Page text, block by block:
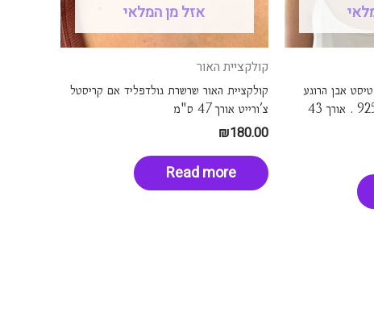
אבן הרוגע
והאחלמה . השרשרת כסף 925 . אורך 43
אזל מן המלאי
קולקציית האור
קולקציית האור שרשרת גולדפליד אם קריסטל
צ'ורייט אורך 47 ס"מ
₪180.00
Read more